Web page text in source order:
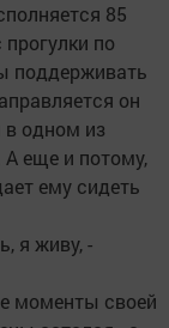
85
по
поддерживать
он
в одном из
А еще и потому,
ему сидеть
я живу, -
моменты своей